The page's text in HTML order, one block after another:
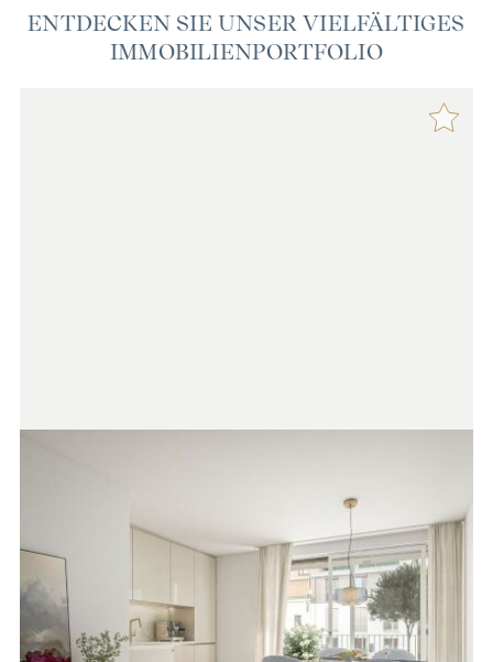
ENTDECKEN SIE UNSER VIELFÄLTIGES
IMMOBILIENPORTFOLIO